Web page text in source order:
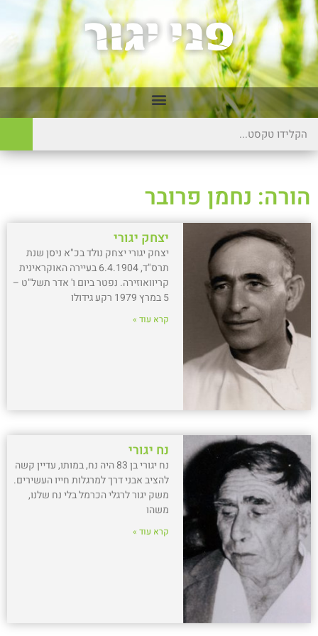
הורה: נחמן פרובר
יצחק יגורי
יצחק יגורי יצחק נולד בכ"א ניסן שנת
תרס"ד, 6.4.1904 בעיירה האוקראינית
קריוואוזירה. נפטר ביום ו' אדר תשל"ט –
5 במרץ 1979 רקע גידולו
קרא עוד »
נח יגורי
נח יגורי בן 83 היה נח, במותו, עדיין קשה
להציב אבני דרך למרגלות חייו העשירים.
משק יגור לרגלי הכרמל בלי נח שלנו,
משהו
קרא עוד »